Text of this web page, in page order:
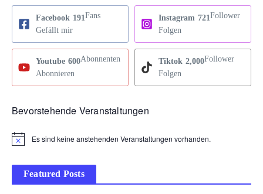
Facebook 191Fans
Gefällt mir
Instagram 721Follower
Folgen
Youtube 600Abonnenten
Abonnieren
Tiktok 2,000Follower
Folgen
Bevorstehende Veranstaltungen
HinweisEs sind keine anstehenden Veranstaltungen vorhanden.
Featured Posts